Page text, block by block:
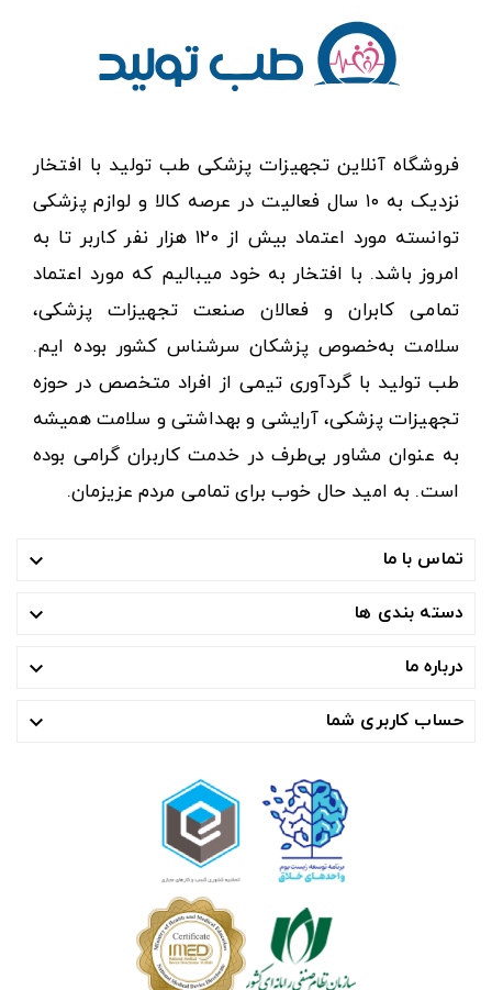
فروشگاه آنلاین تجهیزات پزشکی طب تولید با افتخار
نزدیک به ۱۰ سال فعالیت در عرصه کالا و لوازم پزشکی
توانسته مورد اعتماد بیش از ۱۲۰ هزار نفر کاربر تا به
امروز باشد. با افتخار به خود میبالیم که مورد اعتماد
تمامی کابران و فعالان صنعت تجهیزات پزشکی،
سلامت به‌خصوص پزشکان سرشناس کشور بوده ایم.
طب تولید با گردآوری تیمی از افراد متخصص در حوزه
تجهیزات پزشکی، آرایشی و بهداشتی و سلامت همیشه
به عنوان مشاور بی‌طرف در خدمت کاربران گرامی بوده
است. به امید حال خوب برای تمامی مردم عزیزمان.
تماس با ما 
دسته بندی ها 
درباره ما 
حساب کاربری شما 